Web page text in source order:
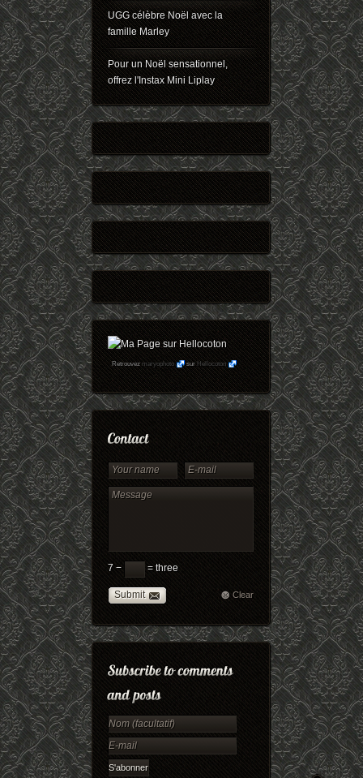
UGG célèbre Noël avec la
famille Marley
Pour un Noël sensationnel,
offrez l'Instax Mini Liplay
Retrouvezmaryophoto surHellocoton
7 − = three
Submit Clear